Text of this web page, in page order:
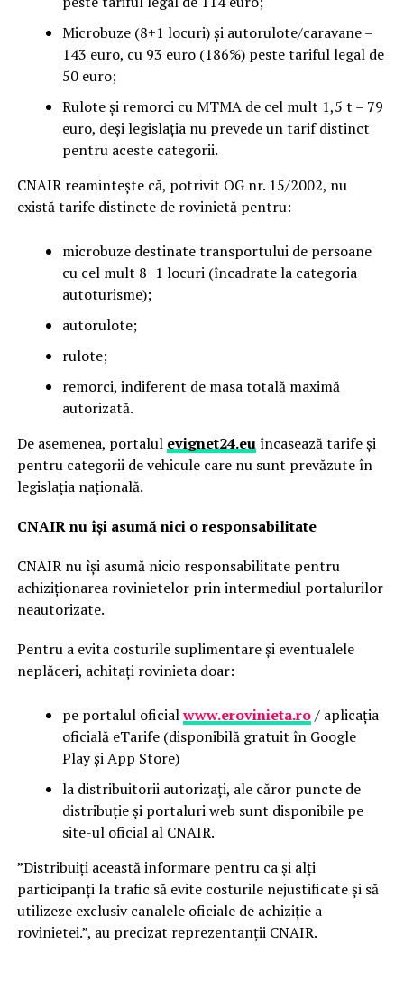
Microbuze (8+1 locuri) și autorulote/caravane –
143 euro, cu 93 euro (186%) peste tariful legal de
50 euro;
Rulote și remorci cu MTMA de cel mult 1,5 t – 79
euro, deși legislația nu prevede un tarif distinct
pentru aceste categorii.
CNAIR reamintește că, potrivit OG nr. 15/2002, nu
există tarife distincte de rovinietă pentru:
microbuze destinate transportului de persoane
cu cel mult 8+1 locuri (încadrate la categoria
autoturisme);
autorulote;
rulote;
remorci, indiferent de masa totală maximă
autorizată.
De asemenea, portalul evignet24.euîncasează tarife și
pentru categorii de vehicule care nu sunt prevăzute în
legislația națională.
CNAIR nu își asumă nici o responsabilitate
CNAIR nu își asumă nicio responsabilitate pentru
achiziționarea rovinietelor prin intermediul portalurilor
neautorizate.
Pentru a evita costurile suplimentare și eventualele
neplăceri, achitați rovinieta doar:
pe portalul oficialwww.erovinieta.ro/ aplicația
oficială eTarife (disponibilă gratuit în Google
Play și App Store)
la distribuitorii autorizați, ale căror puncte de
distribuție și portaluri web sunt disponibile pe
site-ul oficial al CNAIR.
”Distribuiți această informare pentru ca și alți
participanți la trafic să evite costurile nejustificate și să
utilizeze exclusiv canalele oficiale de achiziție a
rovinietei.”, au precizat reprezentanții CNAIR.